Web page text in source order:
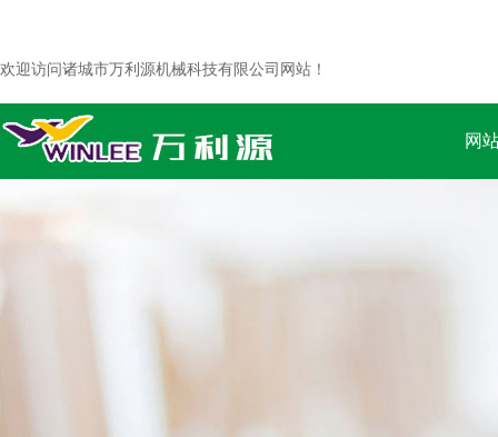
欢迎访问诸城市万利源机械科技有限公司网站！
网